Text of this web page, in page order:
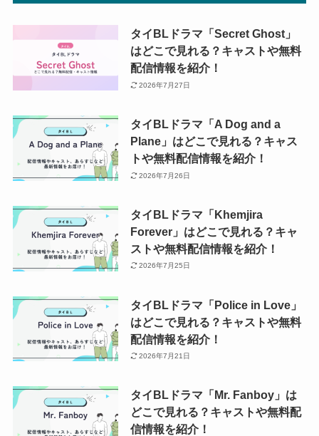
タイBLドラマ「Secret Ghost」
はどこで見れる？キャストや無料
配信情報を紹介！
2026年7月27日
タイBLドラマ「A Dog and a
Plane」はどこで見れる？キャス
トや無料配信情報を紹介！
2026年7月26日
タイBLドラマ「Khemjira
Forever」はどこで見れる？キャ
ストや無料配信情報を紹介！
2026年7月25日
タイBLドラマ「Police in Love」
はどこで見れる？キャストや無料
配信情報を紹介！
2026年7月21日
タイBLドラマ「Mr. Fanboy」は
どこで見れる？キャストや無料配
信情報を紹介！